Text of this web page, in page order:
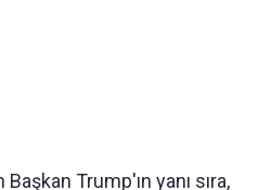
Trump'ın yanı sıra,